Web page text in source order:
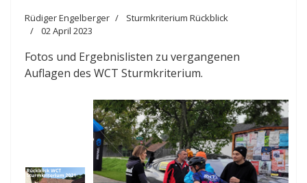
Rüdiger Engelberger
Sturmkriterium Rückblick
02 April 2023
Fotos und Ergebnislisten zu vergangenen
Auflagen des WCT Sturmkriterium.